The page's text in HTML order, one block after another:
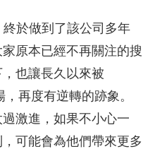
於做到了該公司多年
原本已經不再關注的搜
也讓長久以來被
再度有逆轉的跡象。
激進，如果不小心一
可能會為他們帶來更多